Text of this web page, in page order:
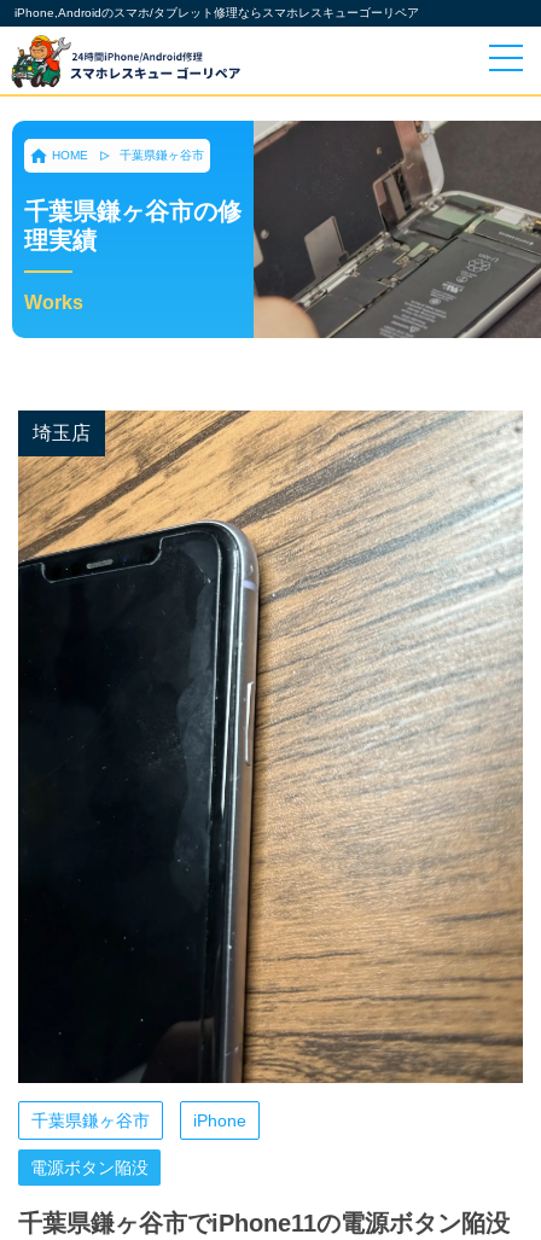
iPhone,Androidのスマホ/タブレット修理ならスマホレスキューゴーリペア
HOME 千葉県鎌ヶ谷市
千葉県鎌ヶ谷市の修
理実績
Works
埼玉店
千葉県鎌ヶ谷市 iPhone
電源ボタン陥没
千葉県鎌ヶ谷市でiPhone11の電源ボタン陥没